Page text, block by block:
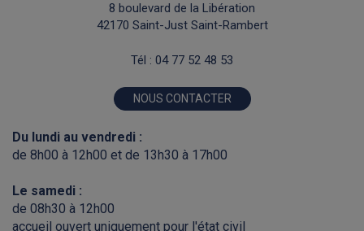
8 boulevard de la Libération
42170 Saint-Just Saint-Rambert
Tél : 04 77 52 48 53
NOUS CONTACTER
Du lundi au vendredi :
de 8h00 à 12h00 et de 13h30 à 17h00
Le samedi :
de 08h30 à 12h00
accueil ouvert uniquement pour l'état civil